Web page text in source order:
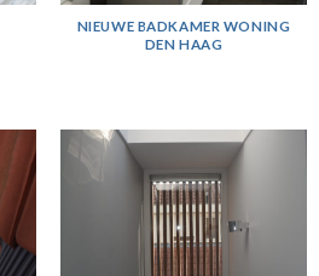
NIEUWE BADKAMER WONING
DEN HAAG